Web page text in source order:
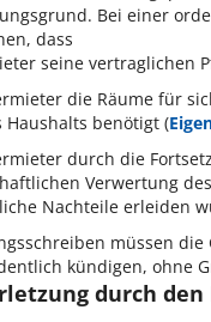
Bei einer
dass
seine vertraglichen
die Räume für
Haushalts benötigt (
durch die
Verwertung
Nachteile erleiden
müssen
kündigen, ohne
durch den